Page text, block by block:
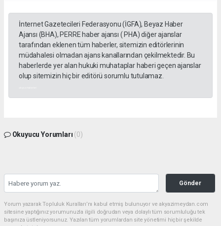
İnternet Gazetecileri Federasyonu (İGFA), Beyaz Haber
Ajansı (BHA), PERRE haber ajansı ( PHA) diğer ajanslar
tarafından eklenen tüm haberler, sitemizin editörlerinin
müdahalesi olmadan ajans kanallarından çekilmektedir. Bu
haberlerde yer alan hukuki muhataplar haberi geçen ajanslar
olup sitemizin hiç bir editörü sorumlu tutulamaz.
Okuyucu Yorumları (0)
Gönder
Yorum yazarak Topluluk Kuralları’nı kabul etmiş bulunuyor ve akyazimeydan.com
sitesine yaptığınız yorumunuzla ilgili doğrudan veya dolaylı tüm sorumluluğu tek
başınıza üstleniyorsunuz. Yazılan tüm yorumlardan site yönetimi hiçbir şekilde